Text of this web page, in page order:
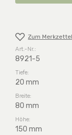
Zum
Art.-Nr.:
8921-5
Tiefe:
20 mm
Breite:
80 mm
Höhe:
150 mm